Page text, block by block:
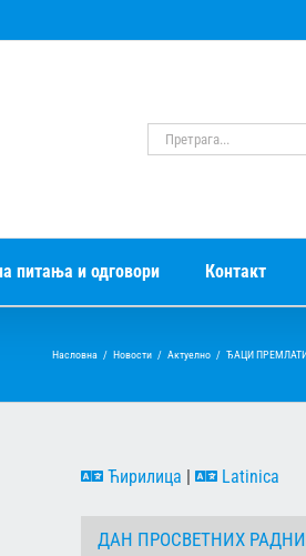
Претрага
за:
питања и одговори Контакт
Насловна / Новости / Актуелно / ЂАЦИ
Ћирилица Latinica
ДАН ПРОСВЕТНИХ